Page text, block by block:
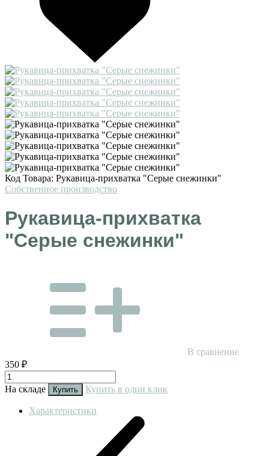
Код Товара: Рукавица-прихватка "Серые снежинки"
Собственное производство
Рукавица-прихватка
"Серые снежинки"
В сравнение
350 ₽
На складе Купить Купить в один клик
Характеристики